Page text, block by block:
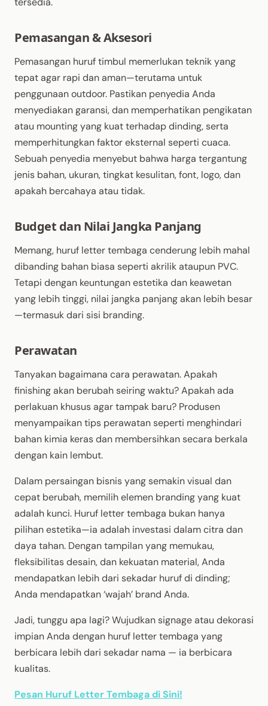
Pemasangan & Aksesori
Pemasangan huruf timbul memerlukan teknik yang
tepat agar rapi dan aman—terutama untuk
penggunaan outdoor. Pastikan penyedia Anda
menyediakan garansi, dan memperhatikan pengikatan
atau mounting yang kuat terhadap dinding, serta
memperhitungkan faktor eksternal seperti cuaca.
Sebuah penyedia menyebut bahwa harga tergantung
jenis bahan, ukuran, tingkat kesulitan, font, logo, dan
apakah bercahaya atau tidak.
Budget dan Nilai Jangka Panjang
Memang, huruf letter tembaga cenderung lebih mahal
dibanding bahan biasa seperti akrilik ataupun PVC.
Tetapi dengan keuntungan estetika dan keawetan
yang lebih tinggi, nilai jangka panjang akan lebih besar
—termasuk dari sisi branding.
Perawatan
Tanyakan bagaimana cara perawatan. Apakah
finishing akan berubah seiring waktu? Apakah ada
perlakuan khusus agar tampak baru? Produsen
menyampaikan tips perawatan seperti menghindari
bahan kimia keras dan membersihkan secara berkala
dengan kain lembut.
Dalam persaingan bisnis yang semakin visual dan
cepat berubah, memilih elemen branding yang kuat
adalah kunci. Huruf letter tembaga bukan hanya
pilihan estetika—ia adalah investasi dalam citra dan
daya tahan. Dengan tampilan yang memukau,
fleksibilitas desain, dan kekuatan material, Anda
mendapatkan lebih dari sekadar huruf di dinding;
Anda mendapatkan ‘wajah’ brand Anda.
Jadi, tunggu apa lagi? Wujudkan signage atau dekorasi
impian Anda dengan huruf letter tembaga yang
berbicara lebih dari sekadar nama — ia berbicara
kualitas.
Pesan Huruf Letter Tembaga di Sini!